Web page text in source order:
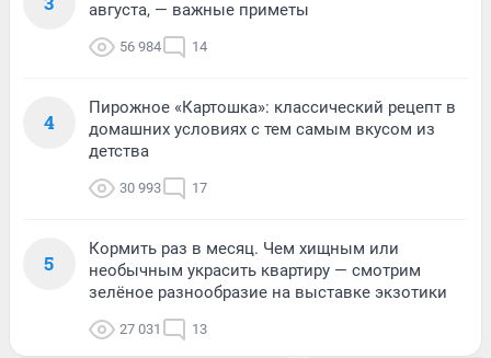
августа, — важные приметы
56 984 14
4
Пирожное «Картошка»: классический рецепт в
домашних условиях с тем самым вкусом из
детства
30 993 17
5
Кормить раз в месяц. Чем хищным или
необычным украсить квартиру — смотрим
зелёное разнообразие на выставке экзотики
27 031 13